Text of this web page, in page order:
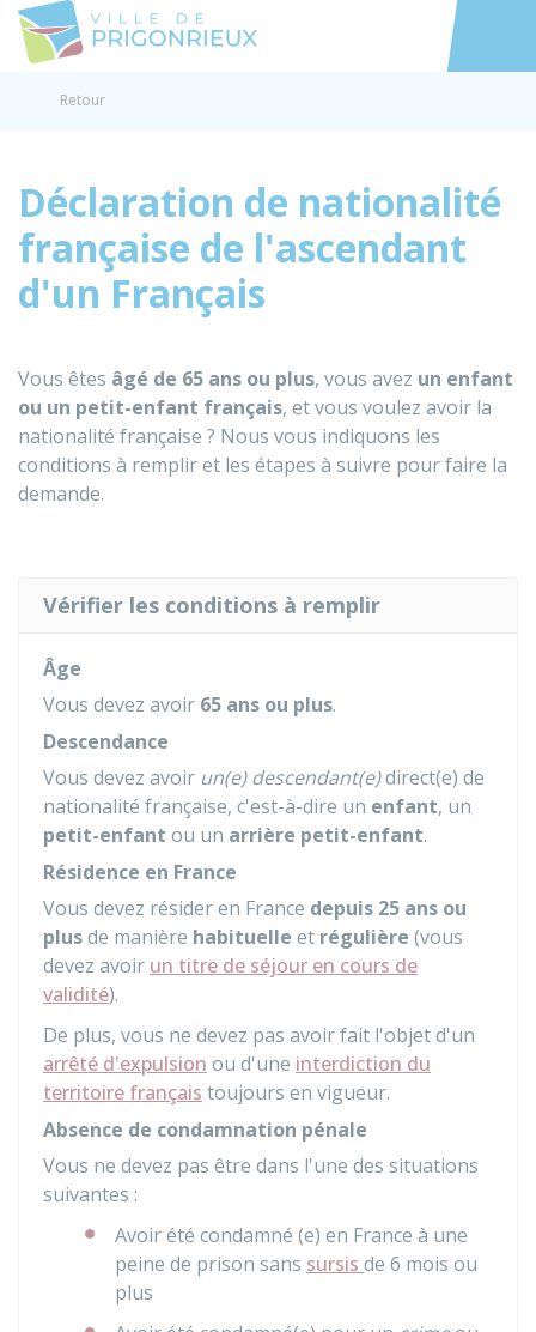
Accéder
Retour
Déclaration de nationalité
française de l'ascendant
d'un Français
Vous êtes âgé de 65 ans ou plus, vous avez un enfant
ou un petit-enfant français, et vous voulez avoir la
nationalité française ? Nous vous indiquons les
conditions à remplir et les étapes à suivre pour faire la
demande.
Vérifier les conditions à remplir
Âge
Vous devez avoir 65 ans ou plus.
Descendance
Vous devez avoir un(e) descendant(e)direct(e) de
nationalité française, c'est-à-dire un enfant, un
petit-enfant ou un arrière petit-enfant.
Résidence en France
Vous devez résider en France depuis 25 ans ou
plusde manière habituelle et régulière (vous
devez avoir un titre de séjour en cours de
validité).
De plus, vous ne devez pas avoir fait l'objet d'un
arrêté d'expulsion ou d'une interdiction du
territoire français toujours en vigueur.
Absence de condamnation pénale
Vous ne devez pas être dans l'une des situations
suivantes :
Avoir été condamné (e) en France à une
peine de prison sans sursis de 6 mois ou
plus